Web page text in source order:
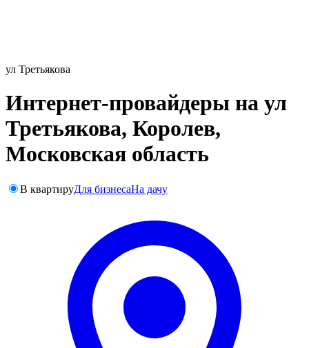
ул Третьякова
Интернет-провайдеры на ул
Третьякова, Королев,
Московская область
В квартируДля бизнесаНа дачу